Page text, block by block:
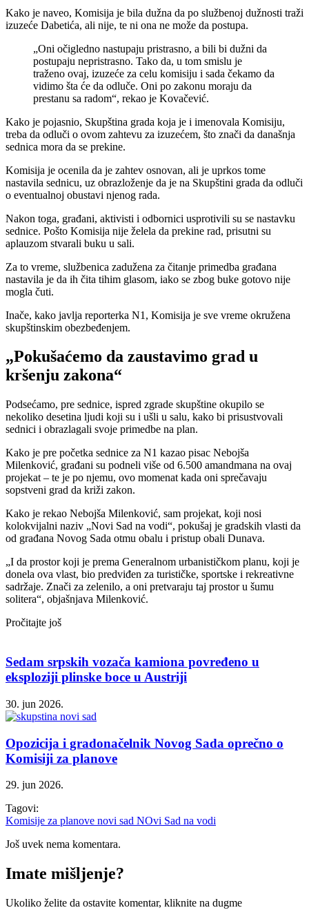
Kako je naveo, Komisija je bila dužna da po službenoj dužnosti traži
izuzeće Dabetića, ali nije, te ni ona ne može da postupa.
„Oni očigledno nastupaju pristrasno, a bili bi dužni da
postupaju nepristrasno. Tako da, u tom smislu je
traženo ovaj, izuzeće za celu komisiju i sada čekamo da
vidimo šta će da odluče. Oni po zakonu moraju da
prestanu sa radom“, rekao je Kovačević.
Kako je pojasnio, Skupština grada koja je i imenovala Komisiju,
treba da odluči o ovom zahtevu za izuzećem, što znači da današnja
sednica mora da se prekine.
Komisija je ocenila da je zahtev osnovan, ali je uprkos tome
nastavila sednicu, uz obrazloženje da je na Skupštini grada da odluči
o eventualnoj obustavi njenog rada.
Nakon toga, građani, aktivisti i odbornici usprotivili su se nastavku
sednice. Pošto Komisija nije želela da prekine rad, prisutni su
aplauzom stvarali buku u sali.
Za to vreme, službenica zadužena za čitanje primedba građana
nastavila je da ih čita tihim glasom, iako se zbog buke gotovo nije
mogla čuti.
Inače, kako javlja reporterka N1, Komisija je sve vreme okružena
skupštinskim obezbeđenjem.
„Pokušaćemo da zaustavimo grad u
kršenju zakona“
Podsećamo, pre sednice, ispred zgrade skupštine okupilo se
nekoliko desetina ljudi koji su i ušli u salu, kako bi prisustvovali
sednici i obrazlagali svoje primedbe na plan.
Kako je pre početka sednice za N1 kazao pisac Nebojša
Milenković, građani su podneli više od 6.500 amandmana na ovaj
projekat – te je po njemu, ovo momenat kada oni sprečavaju
sopstveni grad da križi zakon.
Kako je rekao Nebojša Milenković, sam projekat, koji nosi
kolokvijalni naziv „Novi Sad na vodi“, pokušaj je gradskih vlasti da
od građana Novog Sada otmu obalu i pristup obali Dunava.
„I da prostor koji je prema Generalnom urbanističkom planu, koji je
donela ova vlast, bio predviđen za turističke, sportske i rekreativne
sadržaje. Znači za zelenilo, a oni pretvaraju taj prostor u šumu
solitera“, objašnjava Milenković.
Pročitajte još
Sedam srpskih vozača kamiona povređeno u
eksploziji plinske boce u Austriji
30. jun 2026.
Opozicija i gradonačelnik Novog Sada oprečno o
Komisiji za planove
29. jun 2026.
Tagovi:
Komisije za planove novi sad NOvi Sad na vodi
Još uvek nema komentara.
Imate mišljenje?
Ukoliko želite da ostavite komentar, kliknite na dugme